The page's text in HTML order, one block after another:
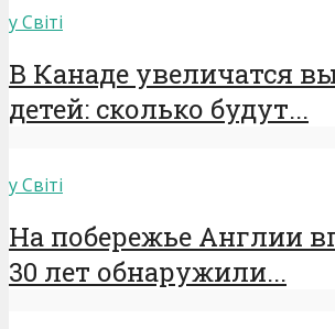
у Світі
В Канаде увеличатся
детей: сколько будут...
у Світі
На побережье Англии
30 лет обнаружили...